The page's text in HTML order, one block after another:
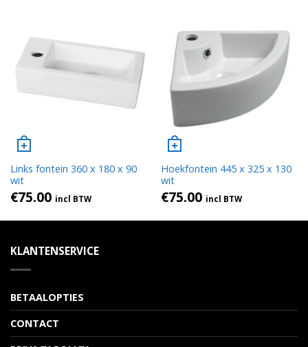
Links fontein 360 x 180 x 90
wit
€75.00 incl BTW
Hoekfontein 445 x 325 x 130
wit
€75.00 incl BTW
KLANTENSERVICE
BETAALOPTIES
CONTACT